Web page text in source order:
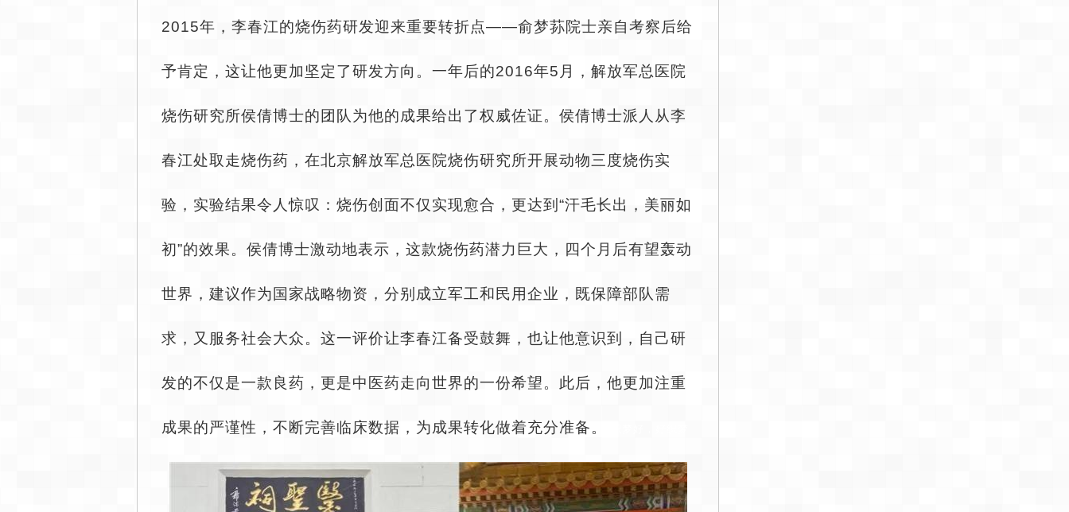
2015年，李春江的烧伤药研发迎来重要转折点——俞梦荪院士亲自考察后给
予肯定，这让他更加坚定了研发方向。一年后的2016年5月，解放军总医院
烧伤研究所侯倩博士的团队为他的成果给出了权威佐证。侯倩博士派人从李
春江处取走烧伤药，在北京解放军总医院烧伤研究所开展动物三度烧伤实
验，实验结果令人惊叹：烧伤创面不仅实现愈合，更达到“汗毛长出，美丽如
初”的效果。侯倩博士激动地表示，这款烧伤药潜力巨大，四个月后有望轰动
世界，建议作为国家战略物资，分别成立军工和民用企业，既保障部队需
求，又服务社会大众。这一评价让李春江备受鼓舞，也让他意识到，自己研
发的不仅是一款良药，更是中医药走向世界的一份希望。此后，他更加注重
成果的严谨性，不断完善临床数据，为成果转化做着充分准备。